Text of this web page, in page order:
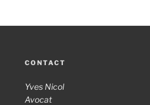
CONTACT
Yves Nicol
Avocat